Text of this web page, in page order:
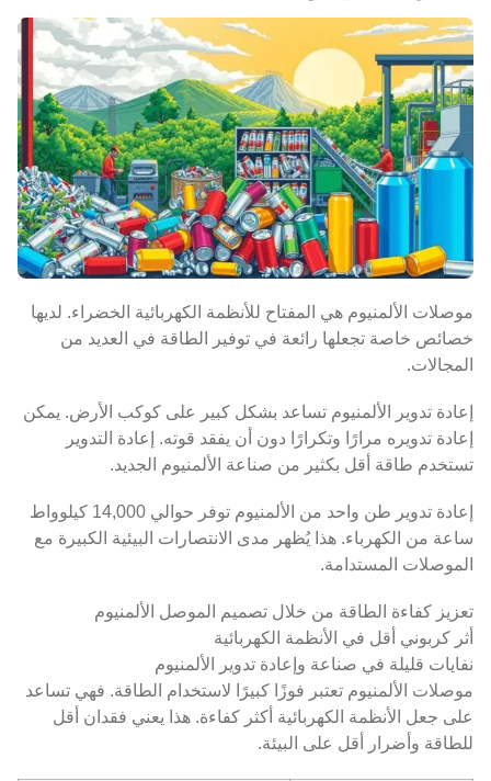
موصلات الألمنيوم هي المفتاح للأنظمة الكهربائية الخضراء. لديها
خصائص خاصة تجعلها رائعة في توفير الطاقة في العديد من
المجالات.
إعادة تدوير الألمنيوم تساعد بشكل كبير على كوكب الأرض. يمكن
إعادة تدويره مرارًا وتكرارًا دون أن يفقد قوته. إعادة التدوير
تستخدم طاقة أقل بكثير من صناعة الألمنيوم الجديد.
إعادة تدوير طن واحد من الألمنيوم توفر حوالي 14,000 كيلوواط
ساعة من الكهرباء. هذا يُظهر مدى الانتصارات البيئية الكبيرة مع
الموصلات المستدامة.
تعزيز كفاءة الطاقة من خلال تصميم الموصل الألمنيوم
أثر كربوني أقل في الأنظمة الكهربائية
نفايات قليلة في صناعة وإعادة تدوير الألمنيوم
موصلات الألمنيوم تعتبر فوزًا كبيرًا لاستخدام الطاقة. فهي تساعد
على جعل الأنظمة الكهربائية أكثر كفاءة. هذا يعني فقدان أقل
للطاقة وأضرار أقل على البيئة.